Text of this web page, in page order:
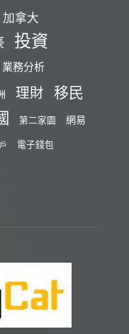
加拿大
投資
業務分析
理財 移民
第二家園 網易
電子錢包